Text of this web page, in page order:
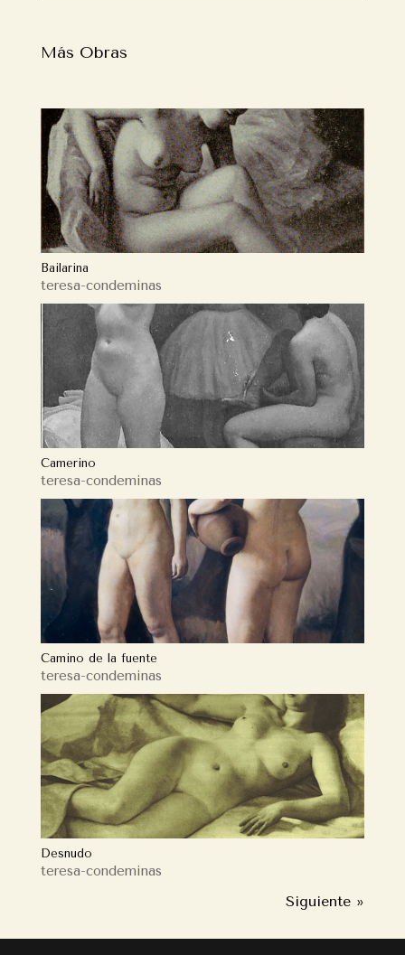
Más Obras
Bailarina
teresa-condeminas
Camerino
teresa-condeminas
Camino de la fuente
teresa-condeminas
Desnudo
teresa-condeminas